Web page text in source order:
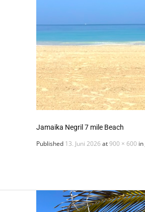
Jamaika Negril 7 mile Beach
Published 13. Juni 2026 at900 × 600 in